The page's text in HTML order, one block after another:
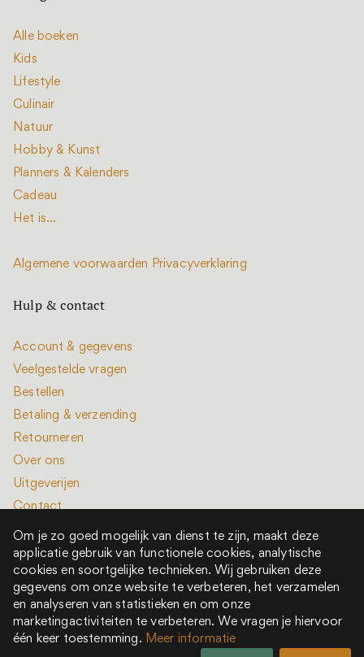
Alle boeken
Kids
Lifestyle
Culinair
Natuur
Hobby & Kunst
Planners & Kalenders
Cadeau
Het is...
Algemene voorwaarden Privacyverklaring
Hulp & contact
Account & gegevens
Veelgestelde vragen
Bestellen
Betaling & verzending
Retourneren
Over ons
Uitgeverijen
Contact
Alle rechten voorbehouden © 2022 - 2026
Het is een boek is onderdeel van New Book Collective
Om je zo goed mogelijk van dienst te zijn, maakt deze
applicatie gebruik van functionele cookies, analytische
cookies en soortgelijke technieken. Wij gebruiken deze
gegevens om onze website te verbeteren, het verzamelen
en analyseren van statistieken en om onze
marketingactiviteiten te verbeteren. We vragen je hiervoor
één keer toestemming. Meer informatie